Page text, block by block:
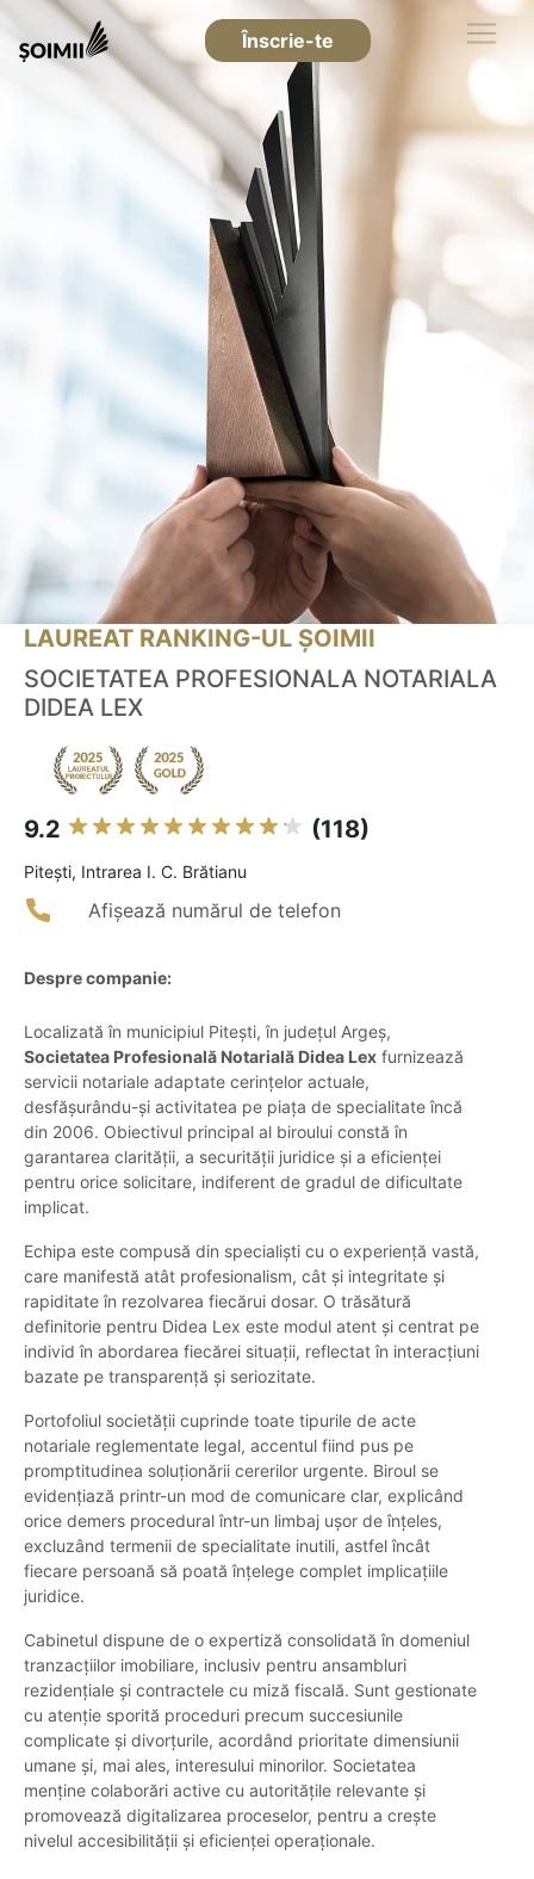
Înscrie-te
LAUREAT RANKING-UL ȘOIMII
SOCIETATEA PROFESIONALA NOTARIALA
DIDEA LEX
9.2 (118)
Piteşti, Intrarea I. C. Brătianu
Afișează numărul de telefon
Despre companie:
Localizată în municipiul Pitești, în județul Argeș,
Societatea Profesională Notarială Didea Lex furnizează
servicii notariale adaptate cerințelor actuale,
desfășurându-și activitatea pe piața de specialitate încă
din 2006. Obiectivul principal al biroului constă în
garantarea clarității, a securității juridice și a eficienței
pentru orice solicitare, indiferent de gradul de dificultate
implicat.
Echipa este compusă din specialiști cu o experiență vastă,
care manifestă atât profesionalism, cât și integritate și
rapiditate în rezolvarea fiecărui dosar. O trăsătură
definitorie pentru Didea Lex este modul atent și centrat pe
individ în abordarea fiecărei situații, reflectat în interacțiuni
bazate pe transparență și seriozitate.
Portofoliul societății cuprinde toate tipurile de acte
notariale reglementate legal, accentul fiind pus pe
promptitudinea soluționării cererilor urgente. Biroul se
evidențiază printr-un mod de comunicare clar, explicând
orice demers procedural într-un limbaj ușor de înțeles,
excluzând termenii de specialitate inutili, astfel încât
fiecare persoană să poată înțelege complet implicațiile
juridice.
Cabinetul dispune de o expertiză consolidată în domeniul
tranzacțiilor imobiliare, inclusiv pentru ansambluri
rezidențiale și contractele cu miză fiscală. Sunt gestionate
cu atenție sporită proceduri precum succesiunile
complicate și divorțurile, acordând prioritate dimensiunii
umane și, mai ales, interesului minorilor. Societatea
menține colaborări active cu autoritățile relevante și
promovează digitalizarea proceselor, pentru a crește
nivelul accesibilității și eficienței operaționale.